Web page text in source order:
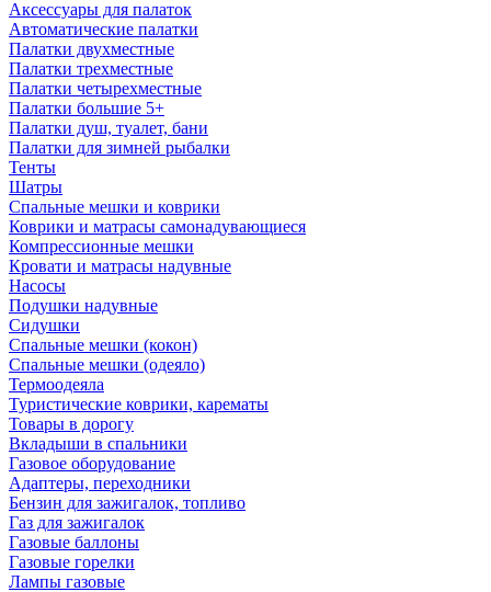
Аксессуары для палаток
Автоматические палатки
Палатки двухместные
Палатки трехместные
Палатки четырехместные
Палатки большие 5+
Палатки душ, туалет, бани
Палатки для зимней рыбалки
Тенты
Шатры
Спальные мешки и коврики
Коврики и матрасы самонадувающиеся
Компрессионные мешки
Кровати и матрасы надувные
Насосы
Подушки надувные
Сидушки
Спальные мешки (кокон)
Спальные мешки (одеяло)
Термоодеяла
Туристические коврики, карематы
Товары в дорогу
Вкладыши в спальники
Газовое оборудование
Адаптеры, переходники
Бензин для зажигалок, топливо
Газ для зажигалок
Газовые баллоны
Газовые горелки
Лампы газовые